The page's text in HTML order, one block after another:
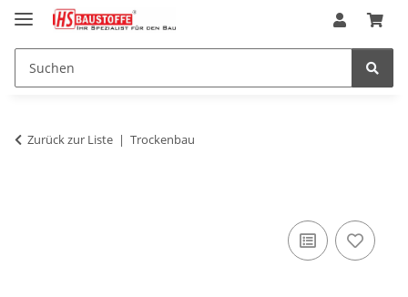
Zurück zur Liste Trockenbau